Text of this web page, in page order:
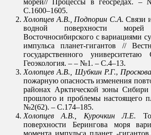
морей// Процессы в геосредах.
С.1600–1605.
Холопцев А.В., Подпорин С.А. Связи
водной поверхности
Восточносибирского с вариациями
импульса планет-гигантов //
государственного
Геоэкология. – – №1. – С.4–13.
Холопцев А.В., Шубкин Р.Г.,
пожарную опасность изменения
районах Арктической зоны
прошлого и проблемы настоящего
№2(62). – С.174–185.
Холопцев А.В., Курочкин Л.Е.
поверхности Берингова моря
момента импульса планет -